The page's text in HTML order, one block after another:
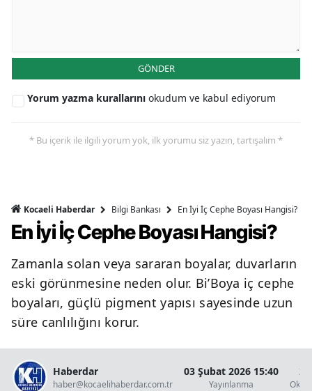
GÖNDER
Yorum yazma kurallarını okudum ve kabul ediyorum
* Bu içerik ile ilgili yorum yok, ilk yorumu siz yazın, tartışalım *
Kocaeli Haberdar Bilgi Bankası En İyi İç Cephe Boyası Hangisi?
En İyi İç Cephe Boyası Hangisi?
Zamanla solan veya sararan boyalar, duvarların
eski görünmesine neden olur. Bi’Boya iç cephe
boyaları, güçlü pigment yapısı sayesinde uzun
süre canlılığını korur.
Haberdar
haber@kocaelihaberdar.com.tr
03 Şubat 2026 15:40
Yayınlanma
2